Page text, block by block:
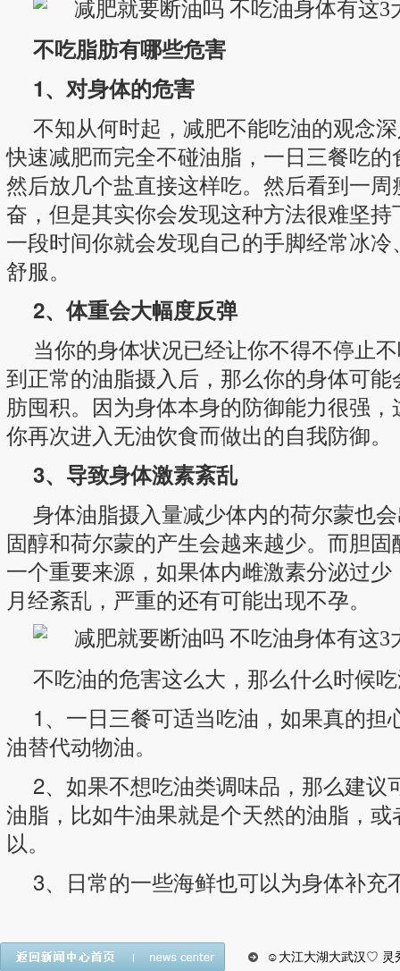
不吃脂肪有哪些危害
1、对身体的危害
不知从何时起，减肥不能吃油的观念
快速减肥而完全不碰油脂，一日三餐吃
然后放几个盐直接这样吃。然后看到一
奋，但是其实你会发现这种方法很难坚
一段时间你就会发现自己的手脚经常冰
舒服。
2、体重会大幅度反弹
当你的身体状况已经让你不得不停止
到正常的油脂摄入后，那么你的身体可
肪囤积。因为身体本身的防御能力很强
你再次进入无油饮食而做出的自我防御。
3、导致身体激素紊乱
身体油脂摄入量减少体内的荷尔蒙也
固醇和荷尔蒙的产生会越来越少。而胆
一个重要来源，如果体内雌激素分泌过
月经紊乱，严重的还有可能出现不孕。
不吃油的危害这么大，那么什么时候
1、一日三餐可适当吃油，如果真的担
油替代动物油。
2、如果不想吃油类调味品，那么建议
油脂，比如牛油果就是个天然的油脂，
以。
3、日常的一些海鲜也可以为身体补充
☺大江大湖大武汉♡ 灵